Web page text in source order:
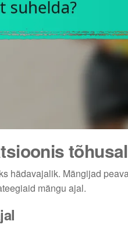
hädavajalik. Mängijad
mängu ajal.